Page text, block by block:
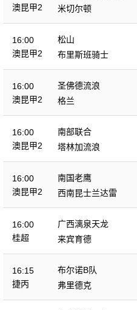
澳昆甲2
米切尔顿
16:00
澳昆甲2
松山
布里斯班骑士
16:00
澳昆甲2
圣佛德流浪
格兰
16:00
澳昆甲2
南部联合
塔林加流浪
16:00
澳昆甲2
南国老鹰
西南昆士兰达雷
16:00
桂超
广西漓泉天龙
来宾育德
16:15
捷丙
布尔诺B队
弗里德克